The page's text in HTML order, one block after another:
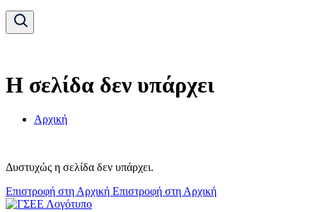
Η σελίδα δεν υπάρχει
Αρχική
Δυστυχώς η σελίδα δεν υπάρχει.
Επιστροφή στη Αρχική Επιστροφή στη Αρχική